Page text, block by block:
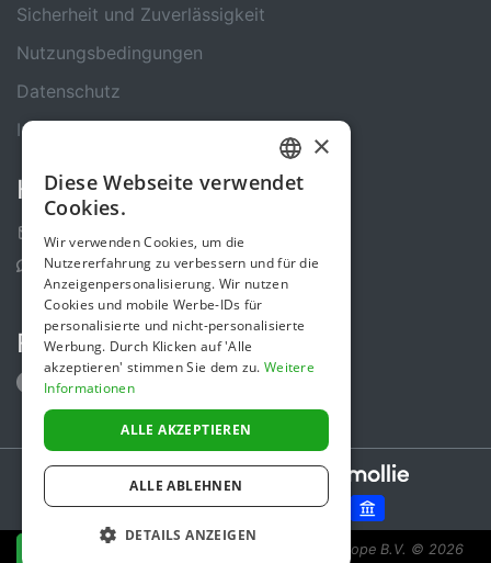
Sicherheit und Zuverlässigkeit
Nutzungsbedingungen
Datenschutz
Impressum
Kontakt
Kontakt-Formular
Support Center
Folge uns
Secure payments powered by
Spendenaktion ist eine Initiative von Sponsor Europe B.V. © 2026
GERMAN
×
Diese Webseite verwendet
Cookies.
Wir verwenden Cookies, um die
Nutzererfahrung zu verbessern und für die
Anzeigenpersonalisierung. Wir nutzen
Cookies und mobile Werbe-IDs für
personalisierte und nicht-personalisierte
Werbung. Durch Klicken auf 'Alle
akzeptieren' stimmen Sie dem zu. Weitere
Informationen
ALLE AKZEPTIEREN
ALLE ABLEHNEN
DETAILS ANZEIGEN